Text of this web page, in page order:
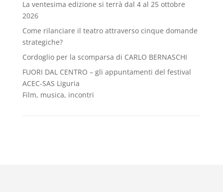
La ventesima edizione si terrà dal 4 al 25 ottobre
2026
Come rilanciare il teatro attraverso cinque domande
strategiche?
Cordoglio per la scomparsa di CARLO BERNASCHI
FUORI DAL CENTRO – gli appuntamenti del festival
ACEC-SAS Liguria
Film, musica, incontri